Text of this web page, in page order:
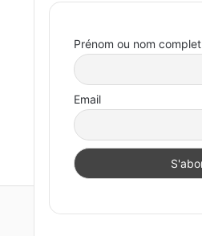
Prénom ou nom complet
Email